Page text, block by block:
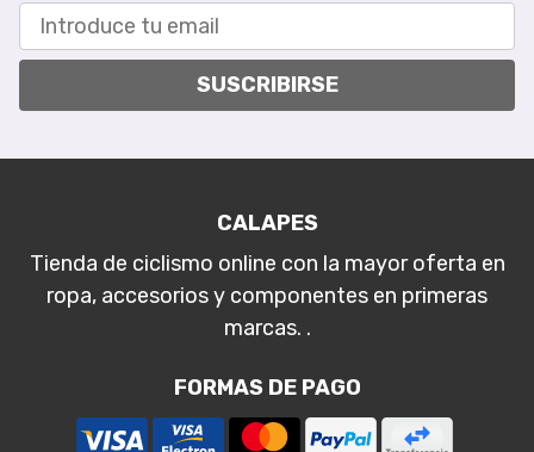
SUSCRIBIRSE
CALAPES
Tienda de ciclismo online con la mayor oferta en
ropa, accesorios y componentes en primeras
marcas. .
FORMAS DE PAGO